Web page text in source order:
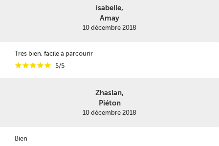
isabelle,
Amay
10 décembre 2018
Très bien, facile à parcourir
iiiii 5/5
Zhaslan,
Piéton
10 décembre 2018
Bien